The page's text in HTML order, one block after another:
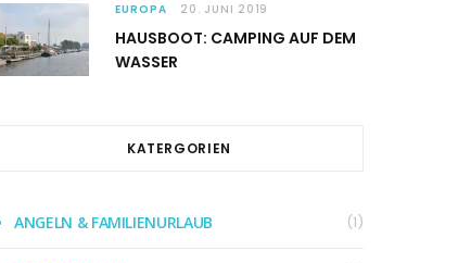
EUROPA 20. JUNI 2019
HAUSBOOT: CAMPING AUF DEM
WASSER
KATERGORIEN
ANGELN & FAMILIENURLAUB (1)